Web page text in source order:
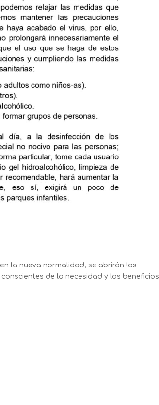
la nueva normalidad, se abrirán los
de la necesidad y los beneficios